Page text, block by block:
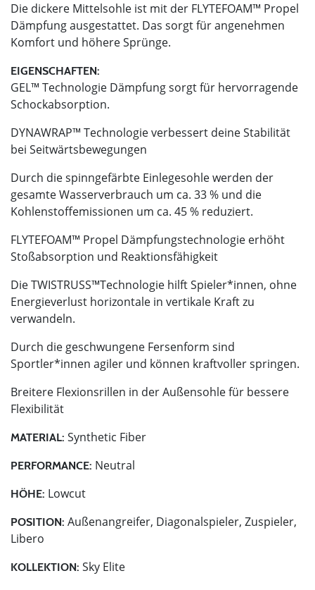
Die dickere Mittelsohle ist mit der FLYTEFOAM™ Propel
Dämpfung ausgestattet. Das sorgt für angenehmen
Komfort und höhere Sprünge.
EIGENSCHAFTEN:
GEL™ Technologie Dämpfung sorgt für hervorragende
Schockabsorption.
DYNAWRAP™ Technologie verbessert deine Stabilität
bei Seitwärtsbewegungen
Durch die spinngefärbte Einlegesohle werden der
gesamte Wasserverbrauch um ca. 33 % und die
Kohlenstoffemissionen um ca. 45 % reduziert.
FLYTEFOAM™ Propel Dämpfungstechnologie erhöht
Stoßabsorption und Reaktionsfähigkeit
Die TWISTRUSS™Technologie hilft Spieler*innen, ohne
Energieverlust horizontale in vertikale Kraft zu
verwandeln.
Durch die geschwungene Fersenform sind
Sportler*innen agiler und können kraftvoller springen.
Breitere Flexionsrillen in der Außensohle für bessere
Flexibilität
MATERIAL: Synthetic Fiber
PERFORMANCE: Neutral
HÖHE: Lowcut
POSITION: Außenangreifer, Diagonalspieler, Zuspieler,
Libero
KOLLEKTION: Sky Elite